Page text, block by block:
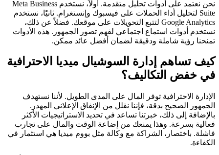
نحن نعتمد على أدوات تحليل متقدمة. أولاً، نستخدم Meta Business
Suite لتحليل أداء الحملات على فيسبوك وإنستغرام. ثانيًا، نستخدم
Google Analytics لتتبع التحويلات على موقعك. فضلاً عن ذلك،
نستخدم أدوات استماع اجتماعي لفهم تصور الجمهور. هذه الأدوات
تمنحنا رؤية شاملة ودقيقة لضمان أفضل عائد ممكن.
كيف تساهم إدارة السوشيال ميديا الاحترافية
في خفض التكاليف؟
الإدارة الاحترافية توفر المال على المدى الطويل. لأننا نستهدف
الجمهور الصحيح بدقة، فإننا نقلل من الإنفاق الإعلاني المهدر.
بالإضافة إلى ذلك، خبرتنا تساعد في تحديد الاستراتيجيات الأكثر
فعالية بسرعة. وهذا يمنعك من إضاعة الوقت والمال على تجارب
فاشلة. باختصار، الشراكة مع وكالة مثل بووم ميديا هي استثمار في
الكفاءة.